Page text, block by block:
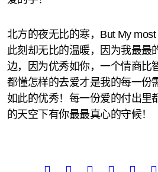
北方的夜无比的寒，But My
此刻却无比的温暖，因为我最最
边，因为优秀如你，一个情商比
都懂怎样的去爱才是我的每一份
如此的优秀！每一份爱的付出里
的天空下有你最最真心的守候！